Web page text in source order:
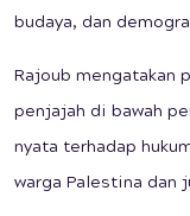
budaya, dan
Rajoub mengatakan
penjajah di bawah
nyata terhadap
warga Palestina dan